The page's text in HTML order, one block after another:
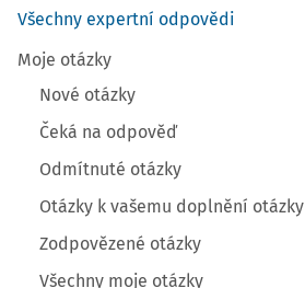
Všechny expertní odpovědi
Moje otázky
Nové otázky
Čeká na odpověď
Odmítnuté otázky
Otázky k vašemu doplnění otázky
Zodpovězené otázky
Všechny moje otázky